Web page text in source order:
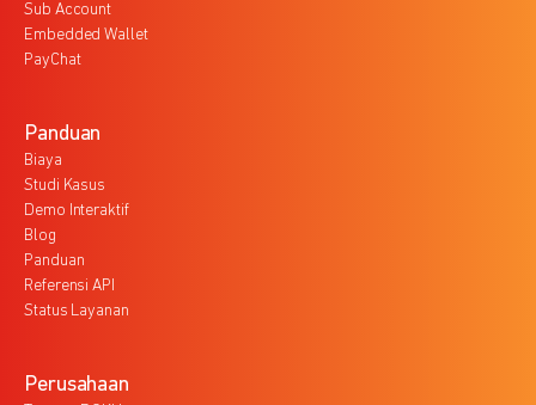
Sub Account
Embedded Wallet
PayChat
Panduan
Biaya
Studi Kasus
Demo Interaktif
Blog
Panduan
Referensi API
Status Layanan
Perusahaan